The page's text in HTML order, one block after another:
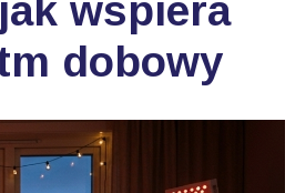
wspiera
dobowy